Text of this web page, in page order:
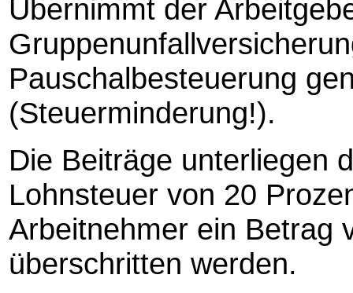
Übernimmt der
Pauschalbesteuerung
(Steuerminderung!).
Die Beiträge unterliegen
Lohnsteuer von 20
Arbeitnehmer ein Betrag
überschritten werden.